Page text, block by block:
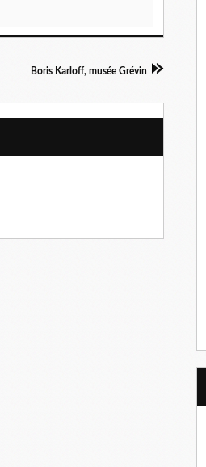
Boris Karloff, musée Grévin